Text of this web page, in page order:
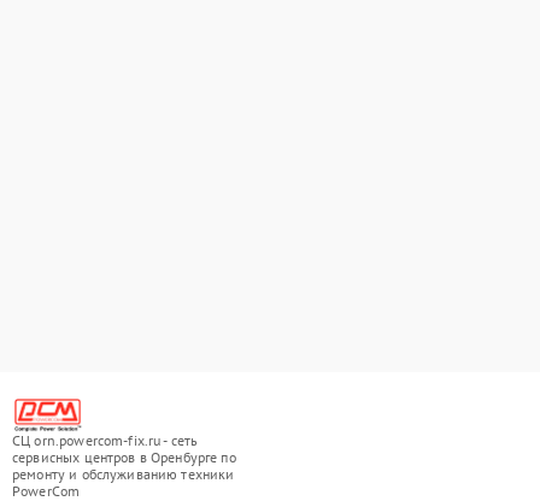
СЦ orn.powercom-fix.ru - сеть
сервисных центров в Оренбурге по
ремонту и обслуживанию техники
PowerCom